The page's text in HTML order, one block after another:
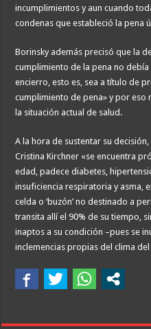
incumplimientos y aun cuando
condenas que estableció la pena
Borinsky además precisó que la
cumplimiento de la pena no
encierro, esto es, sea a título de
cumplimiento de pena» y por
la situación actual de salud.
A la hora de sustentar su
Cristina Kirchner «se encuentra
edad, padece diabetes,
insuficiencia respiratoria y asma,
celda o ‘buzón’ no destinado a
transita allí el 90% de su tiempo,
inaptos a su condición –pues se
inclemencias propias del clima